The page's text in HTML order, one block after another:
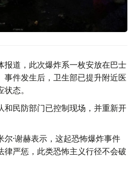
报道，此次爆炸系一枚安放在巴士
事件发生后，卫生部已提升附近医
态。
和民防部门已控制现场，并重新开
尔·谢赫表示，这起恐怖爆炸事件
律严惩，此类恐怖主义行径不会破